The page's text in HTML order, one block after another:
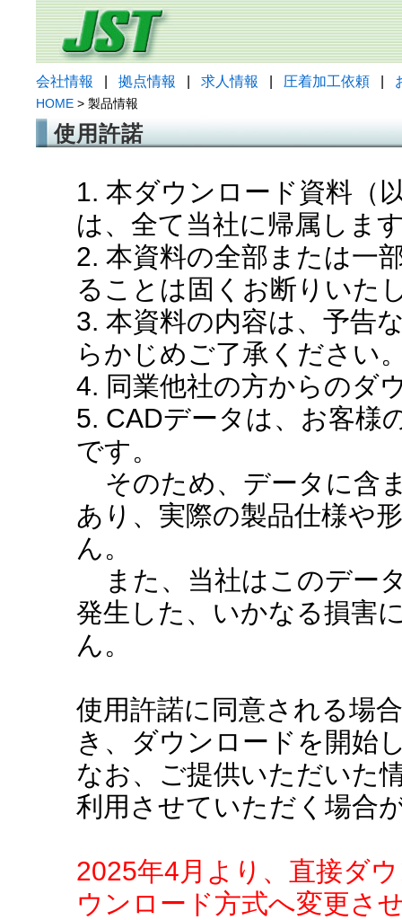
会社情報 拠点情報 求人情報 圧着加工依頼
HOME > 製品情報
使用許諾
1. 本ダウンロード資料（
は、全て当社に帰属しま
2. 本資料の全部または一
ることは固くお断りいた
3. 本資料の内容は、予告
らかじめご了承ください
4. 同業他社の方からのダ
5. CADデータは、お客様
です。
そのため、データに含
あり、実際の製品仕様や
ん。
また、当社はこのデー
発生した、いかなる損害
ん。
使用許諾に同意される場
き、ダウンロードを開始
なお、ご提供いただいた
利用させていただく場合
2025年4月より、直接ダ
ウンロード方式へ変更さ